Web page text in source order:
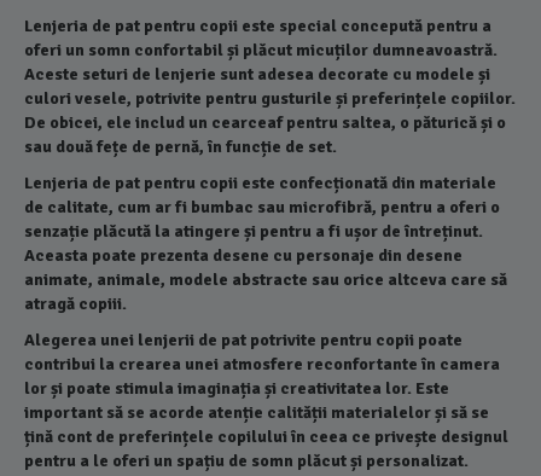
Lenjeria de pat pentru copii este special concepută pentru a
oferi un somn confortabil și plăcut micuților dumneavoastră.
Aceste seturi de lenjerie sunt adesea decorate cu modele și
culori vesele, potrivite pentru gusturile și preferințele copiilor.
De obicei, ele includ un cearceaf pentru saltea, o păturică și o
sau două fețe de pernă, în funcție de set.
Lenjeria de pat pentru copii este confecționată din materiale
de calitate, cum ar fi bumbac sau microfibră, pentru a oferi o
senzație plăcută la atingere și pentru a fi ușor de întreținut.
Aceasta poate prezenta desene cu personaje din desene
animate, animale, modele abstracte sau orice altceva care să
atragă copiii.
Alegerea unei lenjerii de pat potrivite pentru copii poate
contribui la crearea unei atmosfere reconfortante în camera
lor și poate stimula imaginația și creativitatea lor. Este
important să se acorde atenție calității materialelor și să se
țină cont de preferințele copilului în ceea ce privește designul
pentru a le oferi un spațiu de somn plăcut și personalizat.